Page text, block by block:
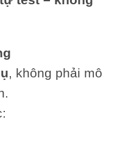
, không phải mô